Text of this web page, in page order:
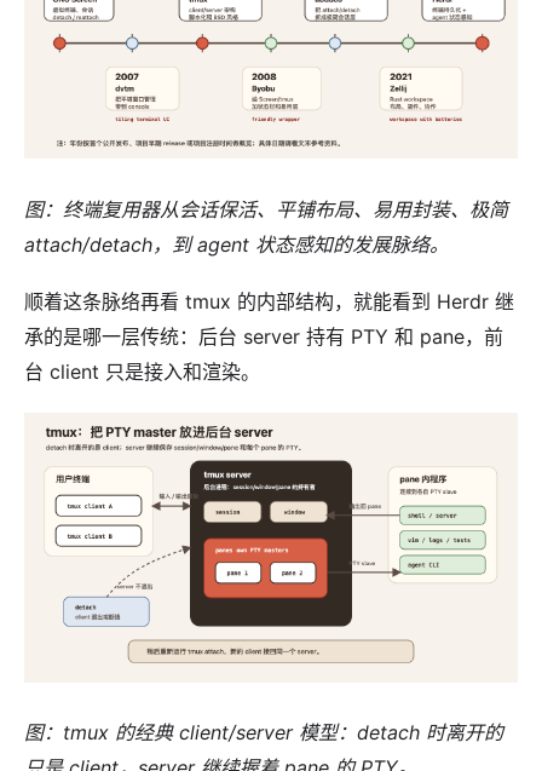
图：终端复用器从会话保活、平铺布局、易用封装、极简
attach/detach，到 agent 状态感知的发展脉络。
顺着这条脉络再看 tmux 的内部结构，就能看到 Herdr 继
承的是哪一层传统：后台 server 持有 PTY 和 pane，前
台 client 只是接入和渲染。
图：tmux 的经典 client/server 模型：detach 时离开的